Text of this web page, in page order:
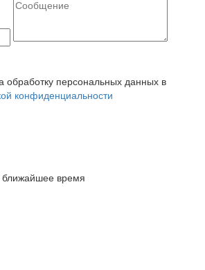
обработку персональных данных в
конфиденциальности
время